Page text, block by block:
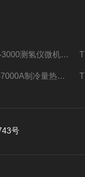
TKCH-3000测氢仪微机氢元素测定煤质检测
TKZD-7000A制冷量热仪自动升降热值仪煤质检测
号